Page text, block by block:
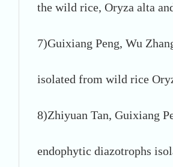
the wild rice, Oryza alta
7)Guixiang Peng, Wu
isolated from wild rice
8)Zhiyuan Tan, Guixiang
endophytic diazotrophs